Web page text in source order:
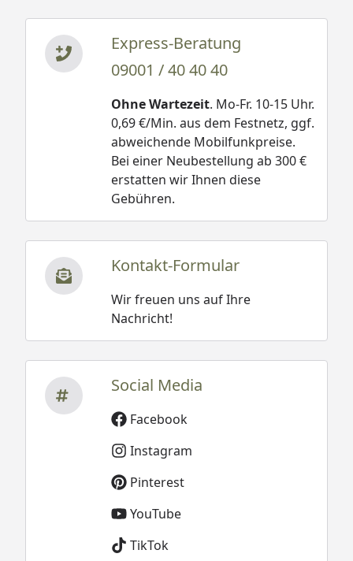
Express-Beratung
09001 / 40 40 40
Ohne Wartezeit. Mo-Fr. 10-15 Uhr.
0,69 €/Min. aus dem Festnetz, ggf.
abweichende Mobilfunkpreise.
Bei einer Neubestellung ab 300 €
erstatten wir Ihnen diese
Gebühren.
Kontakt-Formular
Wir freuen uns auf Ihre
Nachricht!
Social Media
Facebook
Instagram
Pinterest
YouTube
TikTok